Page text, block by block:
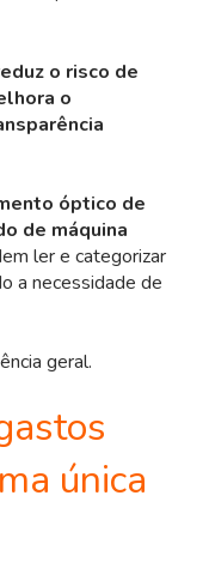
o risco de
o
óptico de
de máquina
ler e categorizar
a necessidade de
geral.
única